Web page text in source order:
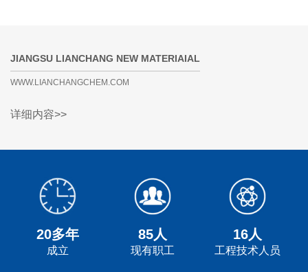
JIANGSU LIANCHANG NEW MATERIAIAL
WWW.LIANCHANGCHEM.COM
详细内容>>
20多年
成立
85人
现有职工
16人
工程技术人员